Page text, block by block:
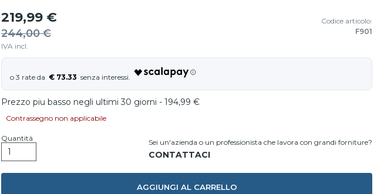
219,99 €
244,00 €
IVA incl.
Codice articolo:
F901
€ 73.33
Prezzo piu basso negli ultimi 30 giorni - 194,99 €
Contrassegno non applicabile
Quantità Sei un'azienda o un professionista che lavora con grandi forniture?
AGGIUNGI AL CARRELLO